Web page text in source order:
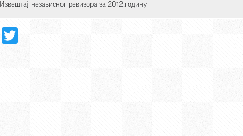
Извештај независног ревизора за 2012.годину
Facebook